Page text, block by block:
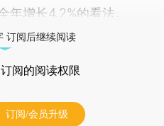
年增长4.2%的看法。
订阅后继续阅读
阅的阅读权限
订阅/会员升级